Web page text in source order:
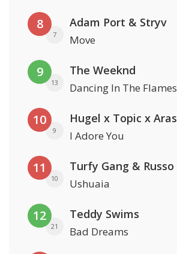
8
7
Adam Port & Stryv
Move
9
13
The Weeknd
Dancing In The Flames
10
9 I Adore You
11
10
Turfy Gang & Russo
Ushuaia
12
21
Teddy Swims
Bad Dreams